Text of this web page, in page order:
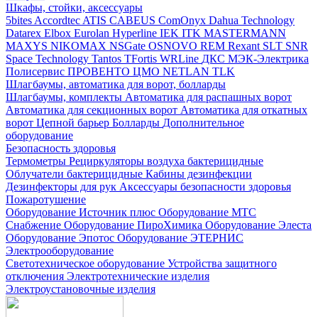
Шкафы, стойки, аксессуары
5bites Accordtec ATIS CABEUS ComOnyx Dahua Technology
Datarex Elbox Eurolan Hyperline IEK ITK MASTERMANN
MAXYS NIKOMAX NSGate OSNOVO REM Rexant SLT SNR
Space Technology Tantos TFortis WRLine ДКС МЭК-Электрика
Полисервис ПРОВЕНТО ЦМО NETLAN TLK
Шлагбаумы, автоматика для ворот, болларды
Шлагбаумы, комплекты Автоматика для распашных ворот
Автоматика для секционных ворот Автоматика для откатных
ворот Цепной барьер Болларды Дополнительное
оборудование
Безопасность здоровья
Термометры Рециркуляторы воздуха бактерицидные
Облучатели бактерицидные Кабины дезинфекции
Дезинфекторы для рук Аксессуары безопасности здоровья
Пожаротушение
Оборудование Источник плюс Оборудование МТС
Снабжение Оборудование ПироХимика Оборудование Элеста
Оборудование Эпотос Оборудование ЭТЕРНИС
Электрооборудование
Светотехническое оборудование Устройства защитного
отключения Электротехнические изделия
Электроустановочные изделия